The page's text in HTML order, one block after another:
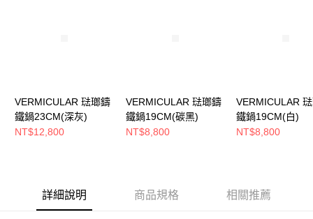
VERMICULAR 琺瑯鑄
鐵鍋23CM(深灰)
NT$12,800
VERMICULAR 琺瑯鑄
鐵鍋19CM(碳黑)
NT$8,800
VERMICULAR
鐵鍋19CM(白)
NT$8,800
詳細說明 商品規格 相關推薦